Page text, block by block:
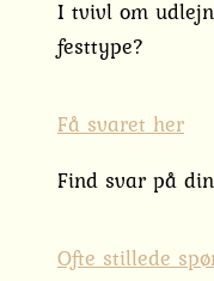
I tvivl om
festtype?
Få svaret her
Find svar på
Ofte stillede